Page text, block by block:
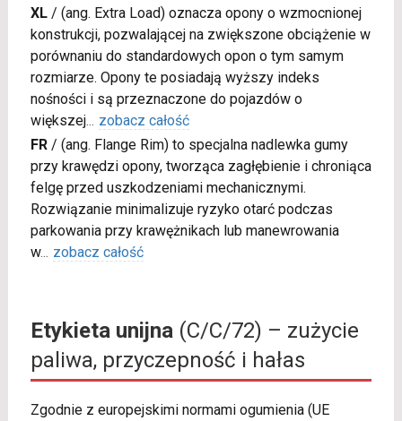
XL/ (ang. Extra Load) oznacza opony o wzmocnionej
konstrukcji, pozwalającej na zwiększone obciążenie w
porównaniu do standardowych opon o tym samym
rozmiarze. Opony te posiadają wyższy indeks
nośności i są przeznaczone do pojazdów o
większej... zobacz całość
FR/ (ang. Flange Rim) to specjalna nadlewka gumy
przy krawędzi opony, tworząca zagłębienie i chroniąca
felgę przed uszkodzeniami mechanicznymi.
Rozwiązanie minimalizuje ryzyko otarć podczas
parkowania przy krawężnikach lub manewrowania
w... zobacz całość
Etykieta unijna(C/C/72) – zużycie
paliwa, przyczepność i hałas
Zgodnie z europejskimi normami ogumienia (UE